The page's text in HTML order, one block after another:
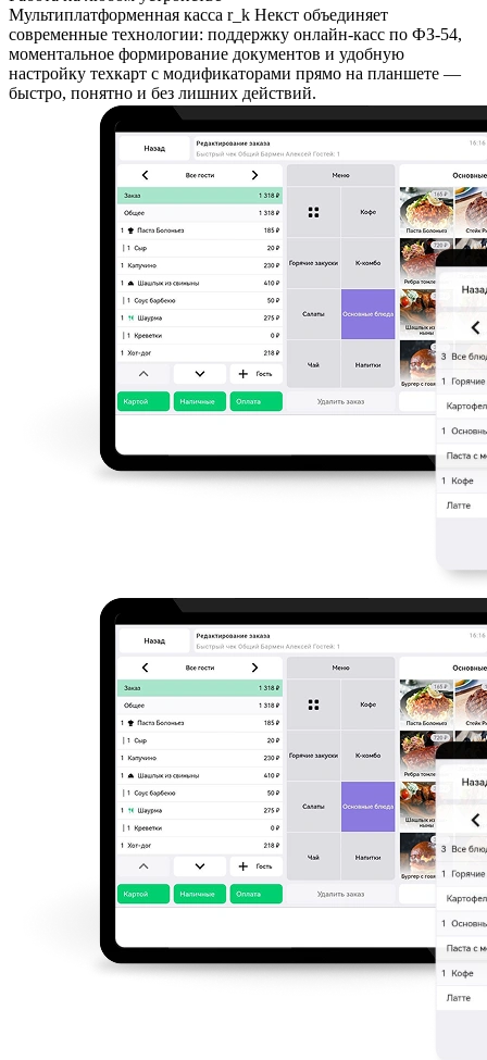
Мультиплатформенная касса r_k Некст объединяет
современные технологии: поддержку онлайн-касс по ФЗ-54,
моментальное формирование документов и удобную
настройку техкарт с модификаторами прямо на планшете —
быстро, понятно и без лишних действий.